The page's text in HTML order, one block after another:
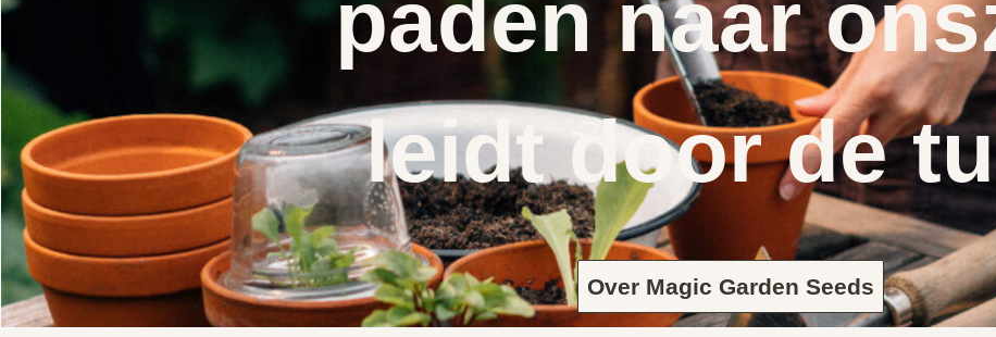
paden naar
leidt door de
Over Magic Garden Seeds